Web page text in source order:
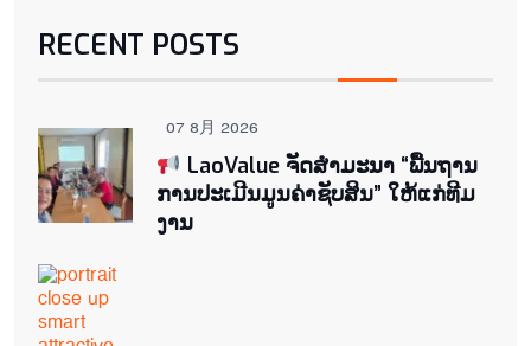
RECENT POSTS
07 8月 2026
LaoValue ຈັດສຳມະນາ “ພື້ນຖານ
ການປະເມີນມູນຄ່າຊັບສິນ” ໃຫ້ແກ່ທີມ
ງານ